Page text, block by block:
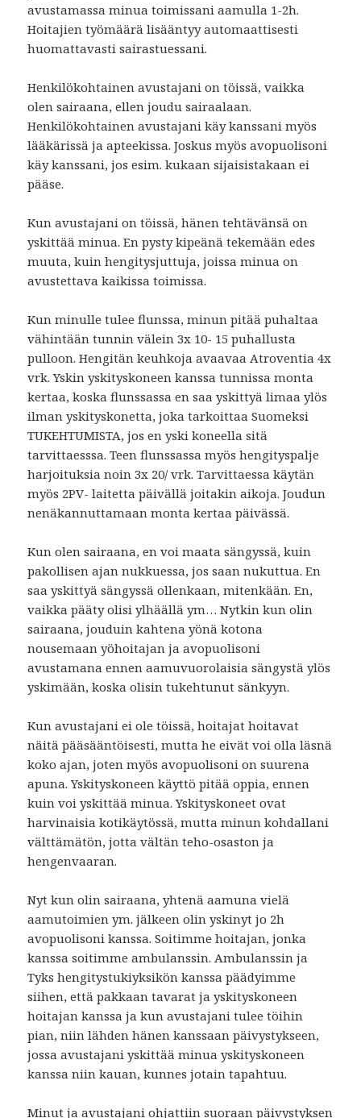
avustamassa minua toimissani aamulla 1-2h.
Hoitajien työmäärä lisääntyy automaattisesti
huomattavasti sairastuessani.
Henkilökohtainen avustajani on töissä, vaikka
olen sairaana, ellen joudu sairaalaan.
Henkilökohtainen avustajani käy kanssani myös
lääkärissä ja apteekissa. Joskus myös avopuolisoni
käy kanssani, jos esim. kukaan sijaisistakaan ei
pääse.
Kun avustajani on töissä, hänen tehtävänsä on
yskittää minua. En pysty kipeänä tekemään edes
muuta, kuin hengitysjuttuja, joissa minua on
avustettava kaikissa toimissa.
Kun minulle tulee flunssa, minun pitää puhaltaa
vähintään tunnin välein 3x 10- 15 puhallusta
pulloon. Hengitän keuhkoja avaavaa Atroventia 4x
vrk. Yskin yskityskoneen kanssa tunnissa monta
kertaa, koska flunssassa en saa yskittyä limaa ylös
ilman yskityskonetta, joka tarkoittaa Suomeksi
TUKEHTUMISTA, jos en yski koneella sitä
tarvittaesssa. Teen flunssassa myös hengityspalje
harjoituksia noin 3x 20/ vrk. Tarvittaessa käytän
myös 2PV- laitetta päivällä joitakin aikoja. Joudun
nenäkannuttamaan monta kertaa päivässä.
Kun olen sairaana, en voi maata sängyssä, kuin
pakollisen ajan nukkuessa, jos saan nukuttua. En
saa yskittyä sängyssä ollenkaan, mitenkään. En,
vaikka pääty olisi ylhäällä ym… Nytkin kun olin
sairaana, jouduin kahtena yönä kotona
nousemaan yöhoitajan ja avopuolisoni
avustamana ennen aamuvuorolaisia sängystä ylös
yskimään, koska olisin tukehtunut sänkyyn.
Kun avustajani ei ole töissä, hoitajat hoitavat
näitä pääsääntöisesti, mutta he eivät voi olla läsnä
koko ajan, joten myös avopuolisoni on suurena
apuna. Yskityskoneen käyttö pitää oppia, ennen
kuin voi yskittää minua. Yskityskoneet ovat
harvinaisia kotikäytössä, mutta minun kohdallani
välttämätön, jotta vältän teho-osaston ja
hengenvaaran.
Nyt kun olin sairaana, yhtenä aamuna vielä
aamutoimien ym. jälkeen olin yskinyt jo 2h
avopuolisoni kanssa. Soitimme hoitajan, jonka
kanssa soitimme ambulanssin. Ambulanssin ja
Tyks hengitystukiyksikön kanssa päädyimme
siihen, että pakkaan tavarat ja yskityskoneen
hoitajan kanssa ja kun avustajani tulee töihin
pian, niin lähden hänen kanssaan päivystykseen,
jossa avustajani yskittää minua yskityskoneen
kanssa niin kauan, kunnes jotain tapahtuu.
Minut ja avustajani ohjattiin suoraan päivystyksen